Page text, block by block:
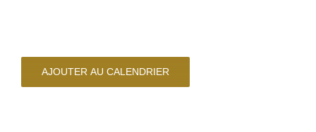
AJOUTER AU CALENDRIER